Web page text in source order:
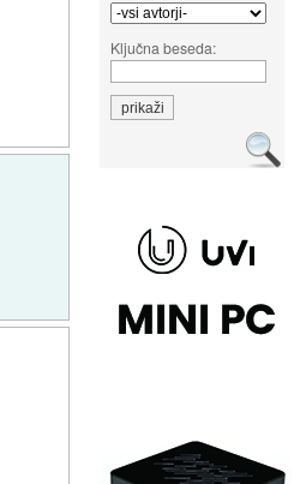
Ključna beseda: